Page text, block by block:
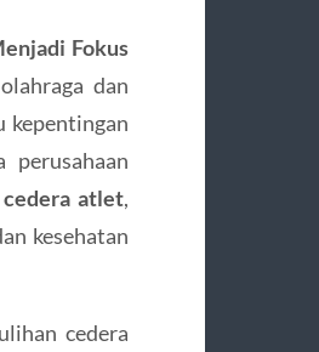
Fokus
dan
kepentingan
atlet,
kesehatan
cedera